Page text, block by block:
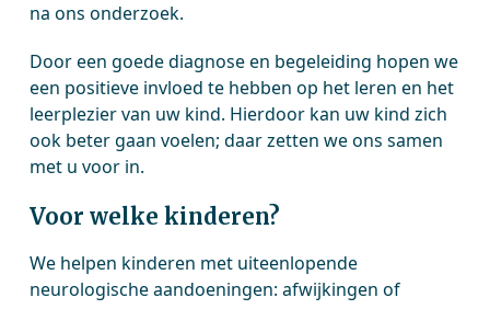
na ons onderzoek.
Door een goede diagnose en begeleiding hopen we
een positieve invloed te hebben op het leren en het
leerplezier van uw kind. Hierdoor kan uw kind zich
ook beter gaan voelen; daar zetten we ons samen
met u voor in.
Voor welke kinderen?
We helpen kinderen met uiteenlopende
neurologische aandoeningen: afwijkingen of